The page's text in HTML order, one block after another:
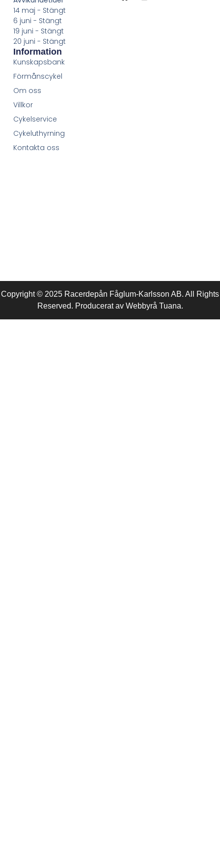
14 maj - Stängt
6 juni - Stängt
19 juni - Stängt
20 juni - Stängt
Information
Kunskapsbank
Förmånscykel
Om oss
Villkor
Cykelservice
Cykeluthyrning
Kontakta oss
Copyright © 2025 Racerdepån Fåglum-Karlsson AB. All Rights
Reserved. Producerat av Webbyrå Tuana.​